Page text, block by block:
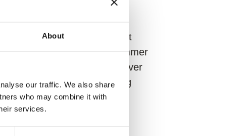
About
our traffic. We also share
who may combine it with
services.
og det virker til at
kan have fordel af
mener holdet
der i højere grad rammer
end en cola. Og derfor bliver
Good Cola, hedder den, og